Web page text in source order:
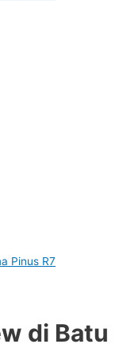
Pinus R7
di Batu